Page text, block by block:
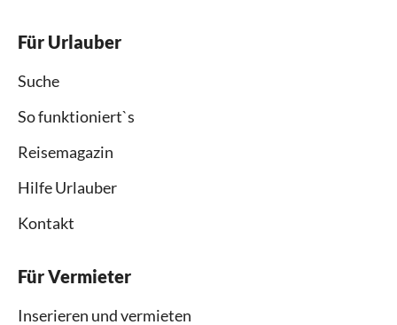
Für Urlauber
Suche
So funktioniert`s
Reisemagazin
Hilfe Urlauber
Kontakt
Für Vermieter
Inserieren und vermieten